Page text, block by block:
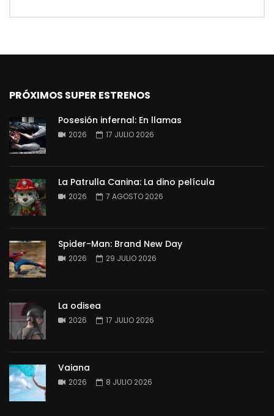
PRÓXIMOS SUPER ESTRENOS
Posesión infernal: En llamas
2026 17 JULIO 2026
La Patrulla Canina: La dino película
2026 7 AGOSTO 2026
Spider-Man: Brand New Day
2026 29 JULIO 2026
La odisea
2026 17 JULIO 2026
Vaiana
2026 8 JULIO 2026